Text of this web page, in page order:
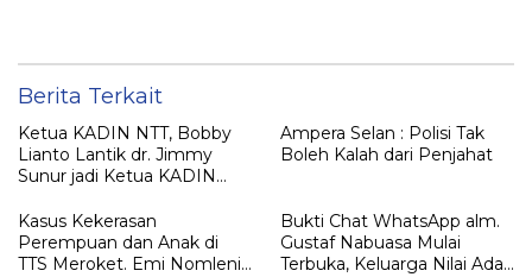
Berita Terkait
Ketua KADIN NTT, Bobby
Lianto Lantik dr. Jimmy
Sunur jadi Ketua KADIN
Ampera Selan : Polisi Tak
Boleh Kalah dari Penjahat
Kasus Kekerasan
Perempuan dan Anak di
TTS Meroket. Emi Nomleni :
Bukti Chat WhatsApp alm.
Gustaf Nabuasa Mulai
Terbuka, Keluarga Nilai Ada